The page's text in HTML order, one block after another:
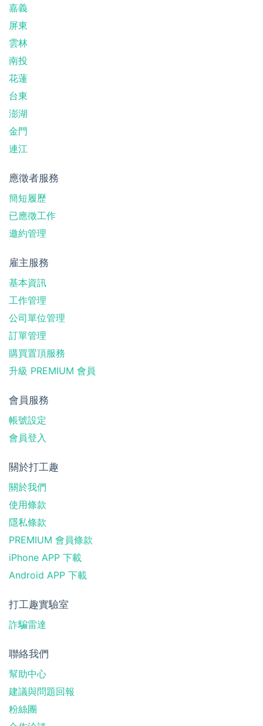
嘉義
屏東
雲林
南投
花蓮
台東
澎湖
金門
連江
應徵者服務
簡短履歷
已應徵工作
邀約管理
雇主服務
基本資訊
工作管理
公司單位管理
訂單管理
購買置頂服務
升級 PREMIUM 會員
會員服務
帳號設定
會員登入
關於打工趣
關於我們
使用條款
隱私條款
PREMIUM 會員條款
iPhone APP 下載
Android APP 下載
打工趣實驗室
詐騙雷達
聯絡我們
幫助中心
建議與問題回報
粉絲團